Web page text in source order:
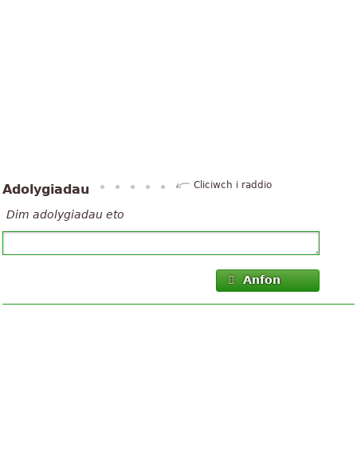
Adolygiadau Cliciwch i raddio
Dim adolygiadau eto
Anfon